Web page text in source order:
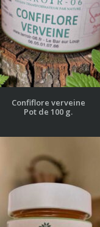
Confiflore verveine
Pot de 100 g.